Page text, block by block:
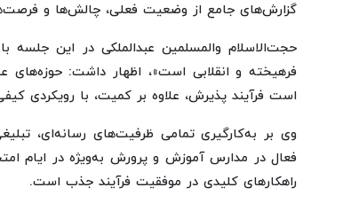
گزارش‌های جامع از وضعیت فعلی، چالش‌ها و
حجت‌الاسلام والمسلمین عبدالملکی در این جلسه
فرهیخته و انقلابی است»، اظهار داشت: حوزه‌های
است فرآیند پذیرش، علاوه بر کمیت، با رویکردی
وی بر به‌کارگیری تمامی ظرفیت‌های رسانه‌ای،
فعال در مدارس آموزش و پرورش به‌ویژه در ایام
راهکارهای کلیدی در موفقیت فرآیند جذب است.